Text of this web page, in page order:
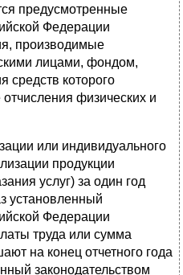
предусмотренные
Федерации
производимые
лицами, фондом,
средств которого
физических и
или индивидуального
продукции
услуг) за один год
установленный
Федерации
труда или сумма
на конец отчетного года
законодательством